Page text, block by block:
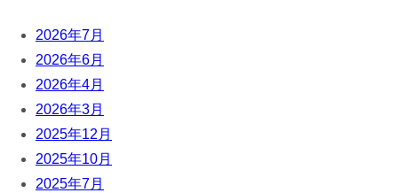
2026年7月
2026年6月
2026年4月
2026年3月
2025年12月
2025年10月
2025年7月